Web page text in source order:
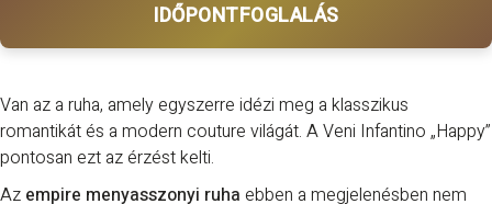
IDŐPONTFOGLALÁS
Van az a ruha, amely egyszerre idézi meg a klasszikus
romantikát és a modern couture világát. AVeni Infantino „Happy”
pontosan ezt az érzést kelti.
Az empire menyasszonyi ruha ebben a megjelenésben nem